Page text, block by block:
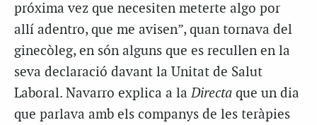
próxima vez que necesiten meterte algo por
allí adentro, que me avisen”, quan tornava del
ginecòleg, en són alguns que es recullen en la
seva declaració davant la Unitat de Salut
Laboral. Navarro explica a laDirecta que un dia
que parlava amb els companys de les teràpies